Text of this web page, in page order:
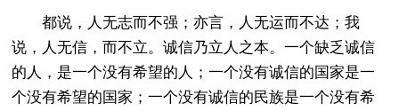
都说，人无志而不强；亦言，人无运而不达；我
说，人无信，而不立。诚信乃立人之本。一个缺乏诚信
的人，是一个没有希望的人；一个没有诚信的国家是一
个没有希望的国家；一个没有诚信的民族是一个没有希